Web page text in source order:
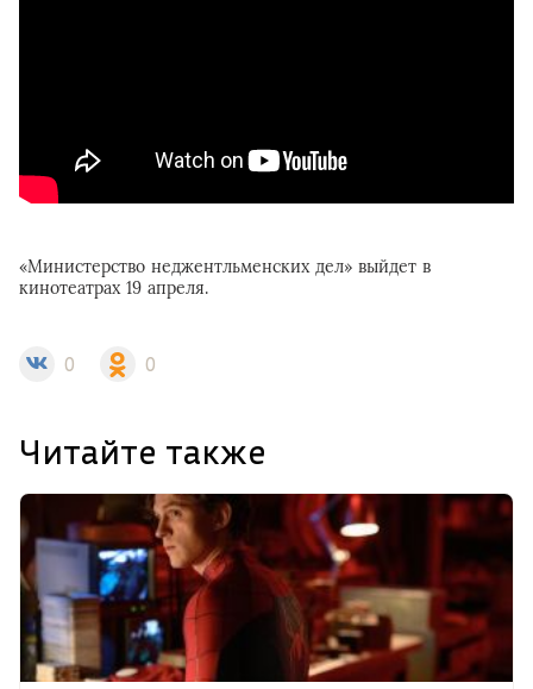
«Министерство неджентльменских дел» выйдет в
кинотеатрах 19 апреля.
0 0
Читайте также